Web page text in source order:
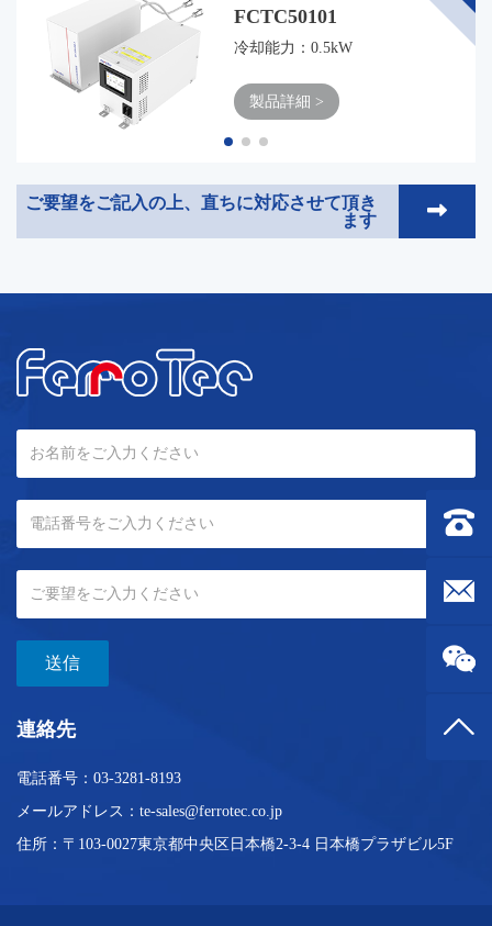
FCTC50101
冷却能力 ：0.5kW
製品詳細 >
ご要望をご記入の上、直ちに対応させて頂き
ます
送信
連絡先
電話番号： 03-3281-8193
メールアドレス： te-sales@ferrotec.co.jp
住所：〒103-0027東京都中央区日本橋2-3-4 日本橋プラザビル5F
連絡先
メール
トップ